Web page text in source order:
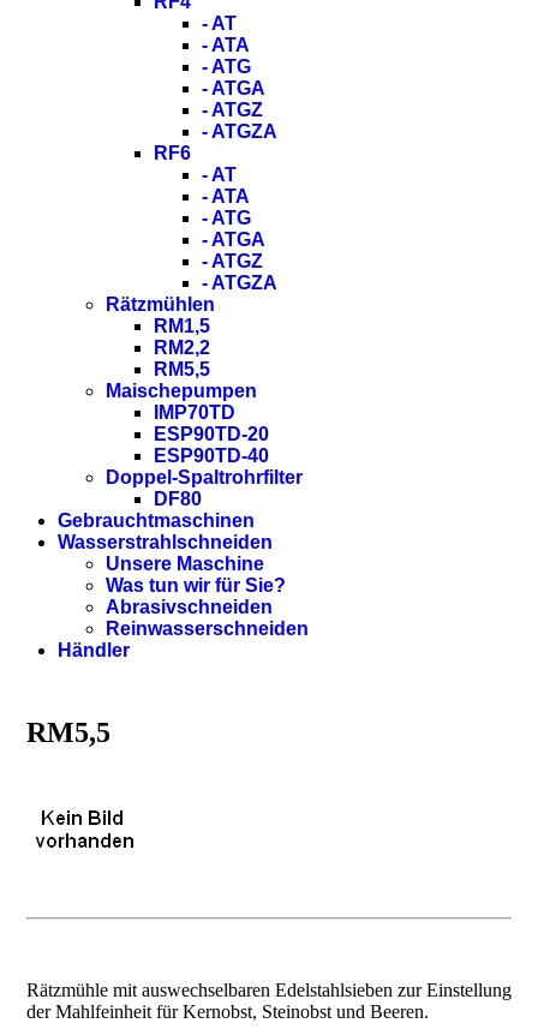
- AT
- ATA
- ATG
- ATGA
- ATGZ
- ATGZA
RF6
- AT
- ATA
- ATG
- ATGA
- ATGZ
- ATGZA
Rätzmühlen
RM1,5
RM2,2
RM5,5
Maischepumpen
IMP70TD
ESP90TD-20
ESP90TD-40
Doppel-Spaltrohrfilter
DF80
Gebrauchtmaschinen
Wasserstrahlschneiden
Unsere Maschine
Was tun wir für Sie?
Abrasivschneiden
Reinwasserschneiden
Händler
RM5,5
Rätzmühle mit auswechselbaren Edelstahlsieben zur Einstellung
der Mahlfeinheit für Kernobst, Steinobst und Beeren.